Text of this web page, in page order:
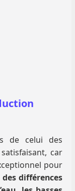
de celui des
car
pour
différences